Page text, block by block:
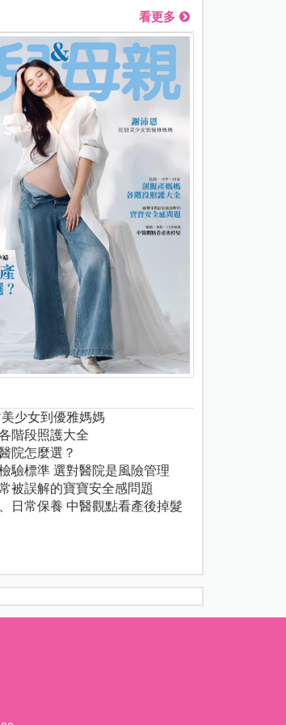
看更多
少女到優雅媽媽
階段照護大全
院怎麼選？
驗標準 選對醫院是風險管理
被誤解的寶寶安全感問題
日常保養 中醫觀點看產後掉髮